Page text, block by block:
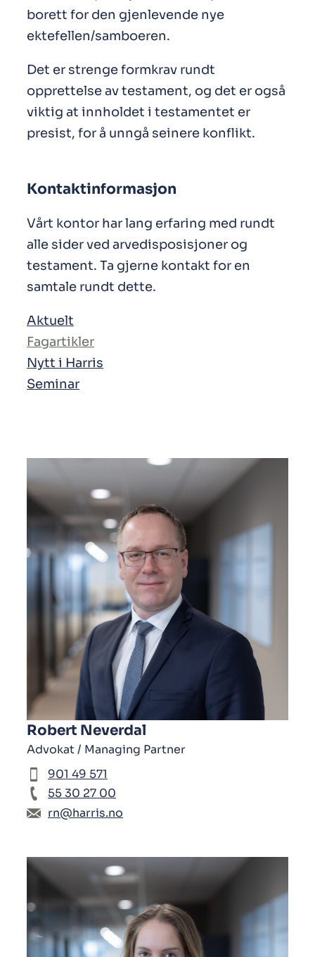
borett for den gjenlevende nye
ektefellen/samboeren.
Det er strenge formkrav rundt
opprettelse av testament, og det er også
viktig at innholdet i testamentet er
presist, for å unngå seinere konflikt.
Kontaktinformasjon
Vårt kontor har lang erfaring med rundt
alle sider ved arvedisposisjoner og
testament. Ta gjerne kontakt for en
samtale rundt dette.
Aktuelt
Fagartikler
Nytt i Harris
Seminar
Robert Neverdal
Advokat / Managing Partner
901 49 571
55 30 27 00
rn@harris.no